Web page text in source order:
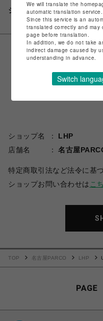
シェアする
ショップ名
LHP
店舗名
名古屋
特定商取引法など法令に基
ショップお問い合わせは こ
TOP 名古屋PARCO LHP
We will translate the
automatic translation service.
Since this service is an
translated correctly and
page before translation.
In addition, we do not take
indirect damage caused by
understanding in advance.
Switch